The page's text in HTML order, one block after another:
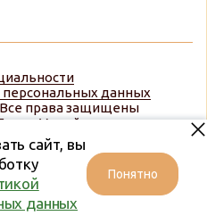
данных
Все права защищены
Меняйлова
сайт, вы
данных
Понятно